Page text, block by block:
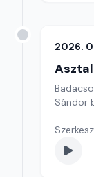
2026.
Sándor